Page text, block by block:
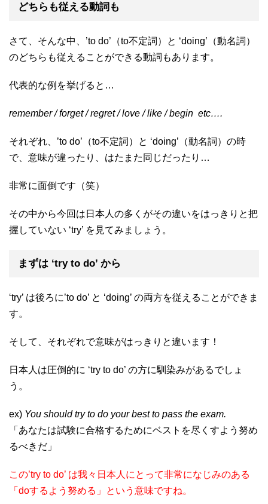
どちらも従える動詞も
さて、そんな中、’to do’（to不定詞）と ‘doing’（動名詞）
のどちらも従えることができる動詞もあります。
代表的な例を挙げると…
remember / forget / regret / love / like / begin etc….
それぞれ、’to do’（to不定詞）と ‘doing’（動名詞）の時
で、意味が違ったり、はたまた同じだったり…
非常に面倒です（笑）
その中から今回は日本人の多くがその違いをはっきりと把
握していない ‘try’ を見てみましょう。
まずは ‘try to do’ から
‘try’ は後ろに’to do’ と ‘doing’ の両方を従えることができま
す。
そして、それぞれで意味がはっきりと違います！
日本人は圧倒的に ‘try to do’ の方に馴染みがあるでしょ
う。
ex) You should try to do your best to pass the exam.
「あなたは試験に合格するためにベストを尽くすよう努め
るべきだ」
この’try to do’ は我々日本人にとって非常になじみのある
「doするよう努める」という意味ですね。